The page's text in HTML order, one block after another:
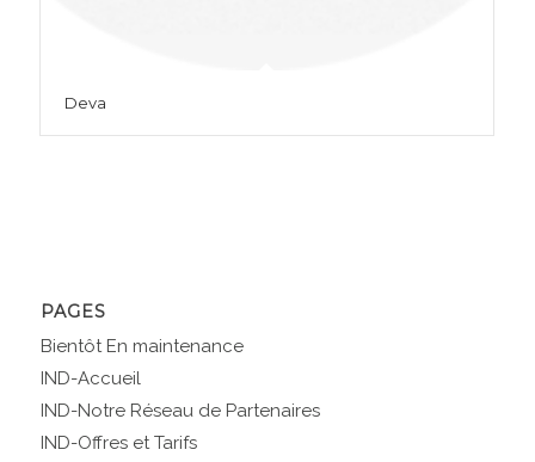
Deva
PAGES
Bientôt En maintenance
IND-Accueil
IND-Notre Réseau de Partenaires
IND-Offres et Tarifs